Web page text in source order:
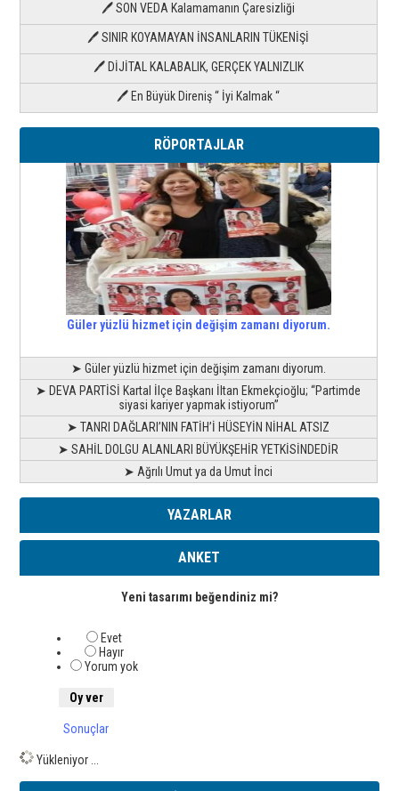
🖊 SON VEDA Kalamamanın Çaresizliği
🖊 SINIR KOYAMAYAN İNSANLARIN TÜKENİŞİ
🖊 DİJİTAL KALABALIK, GERÇEK YALNIZLIK
🖊 En Büyük Direniş “ İyi Kalmak “
RÖPORTAJLAR
Güler yüzlü hizmet için değişim zamanı diyorum.
➤ Güler yüzlü hizmet için değişim zamanı diyorum.
➤ DEVA PARTİSİ Kartal İlçe Başkanı İltan Ekmekçioğlu; “Partimde
siyasi kariyer yapmak istiyorum”
➤ TANRI DAĞLARI’NIN FATİH’İ HÜSEYİN NİHAL ATSIZ
➤ SAHİL DOLGU ALANLARI BÜYÜKŞEHİR YETKİSİNDEDİR
➤ Ağrılı Umut ya da Umut İnci
YAZARLAR
ANKET
Yeni tasarımı beğendiniz mi?
Evet
Hayır
Yorum yok
Sonuçlar
Yükleniyor ...